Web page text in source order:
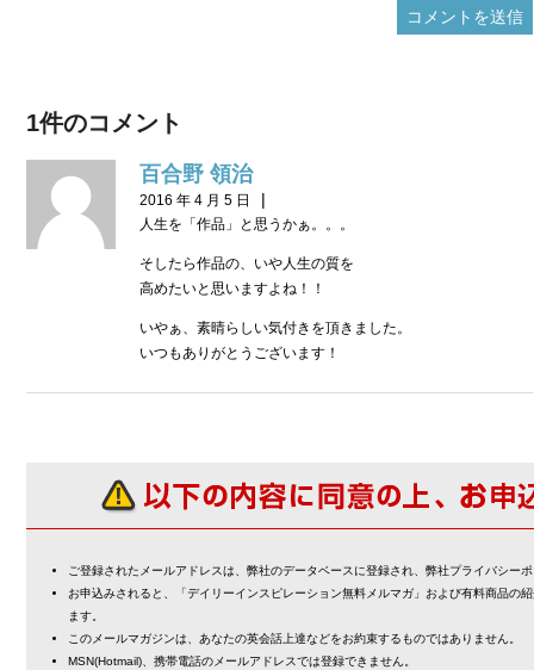
1件のコメント
百合野 領治
2016 年 4 月 5 日 |
人生を「作品」と思うかぁ。。。
そしたら作品の、いや人生の質を
高めたいと思いますよね！！
いやぁ、素晴らしい気付きを頂きました。
いつもありがとうございます！
ご登録されたメールアドレスは、弊社のデータベースに登録され、弊社プライバシー
お申込みされると、「デイリーインスピレーション無料メルマガ」および有料商品の
ます。
このメールマガジンは、あなたの英会話上達などをお約束するものではありません。
MSN(Hotmail)、携帯電話のメールアドレスでは登録できません。